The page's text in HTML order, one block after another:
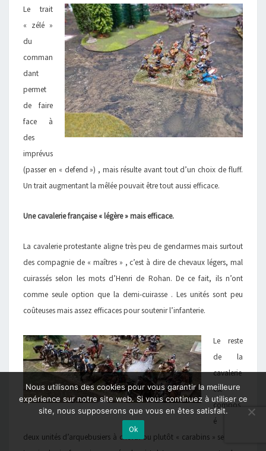
Le trait
« zélé »
du
comman
dant
permet
de faire
face à
des
imprévus
(passer en « defend ») , mais résulte avant tout d’un choix de fluff.
Un trait augmentant la mêlée pouvait être tout aussi efficace.
Une cavalerie française « légère » mais efficace.
La cavalerie protestante aligne très peu de gendarmes mais surtout
des compagnie de « maîtres » , c’est à dire de chevaux légers, mal
cuirassés selon les mots d’Henri de Rohan. De ce fait, ils n’ont
comme seule option que la demi-cuirasse . Les unités sont peu
coûteuses mais assez efficaces pour soutenir l’infanterie.
Le reste
de la
cavalerie
est
compos
é de
deux unités d’arquebusiers à cheval ou plutôt « carabins » selon la
Nous utilisons des cookies pour vous garantir la meilleure
expérience sur notre site web. Si vous continuez à utiliser ce
site, nous supposerons que vous en êtes satisfait.
Ok